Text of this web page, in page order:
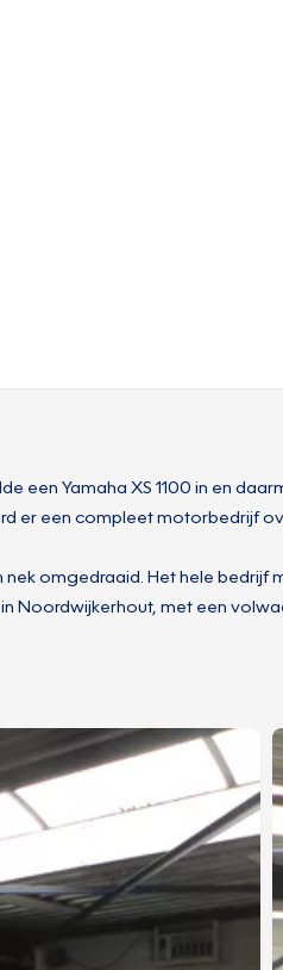
een Yamaha XS 1100 in en
er een compleet motorbedrijf
omgedraaid. Het hele
Noordwijkerhout, met een